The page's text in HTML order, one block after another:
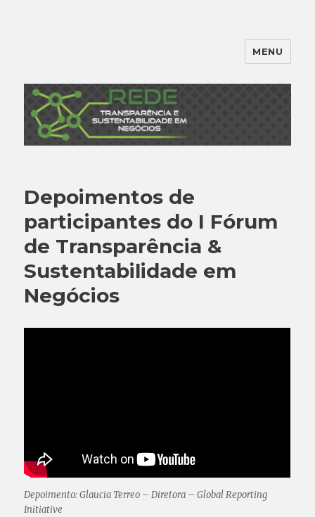
MENU
Depoimentos de
participantes do I Fórum
de Transparência &
Sustentabilidade em
Negócios
Depoimento: Glaucia Terreo – Diretora – Global Reporting
Initiative